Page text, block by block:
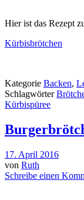
Hier ist das Rezept
Kürbisbrötchen
Kategorie Backen,
Schlagwörter
Kürbispüree
17. April 2016
von Ruth
Schreibe einen